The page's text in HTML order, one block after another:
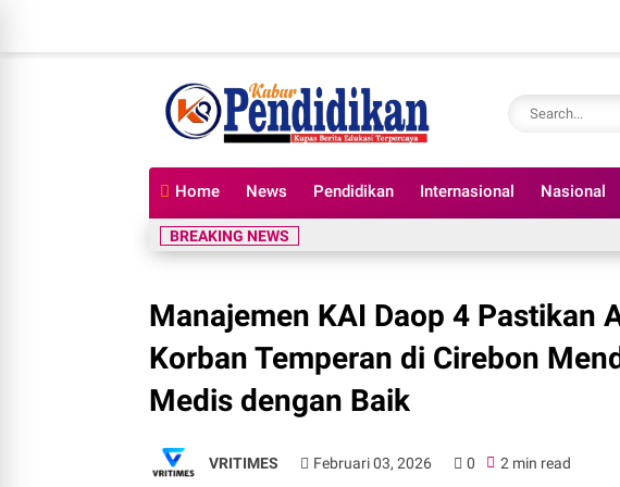
Home News Pendidikan Internasional Nasional
BREAKING NEWS
Manajemen KAI Daop 4 Pastikan
Korban Temperan di Cirebon
Medis dengan Baik
VRITIMES Februari 03, 2026 0 2 min read